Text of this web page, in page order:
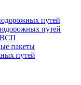
путей
путей
ВСП
пакеты
путей